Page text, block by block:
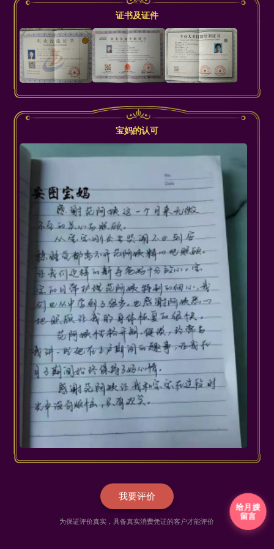
证书及证件
宝妈的认可
我要评价
为保证评价真实，具备真实消费凭证的客户才能评价
给月嫂
留言